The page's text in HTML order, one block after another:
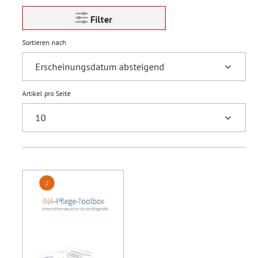
Filter
Sortieren nach
Artikel pro Seite